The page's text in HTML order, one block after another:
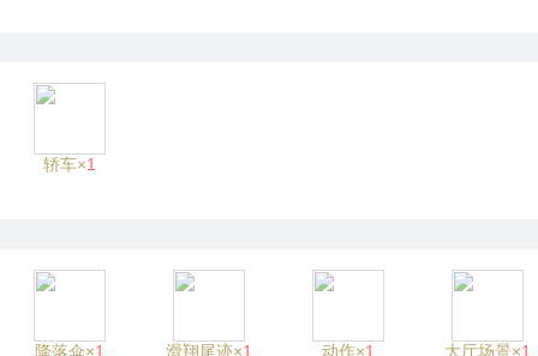
轿车×1
降落伞×1 滑翔尾迹×1 动作×1 大厅场景×1